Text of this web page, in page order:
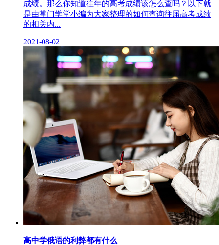
成绩。那么你知道往年的高考成绩该怎么查吗？以下就
是由掌门学堂小编为大家整理的如何查询往届高考成绩
的相关内...
2021-08-02
高中学俄语的利弊都有什么